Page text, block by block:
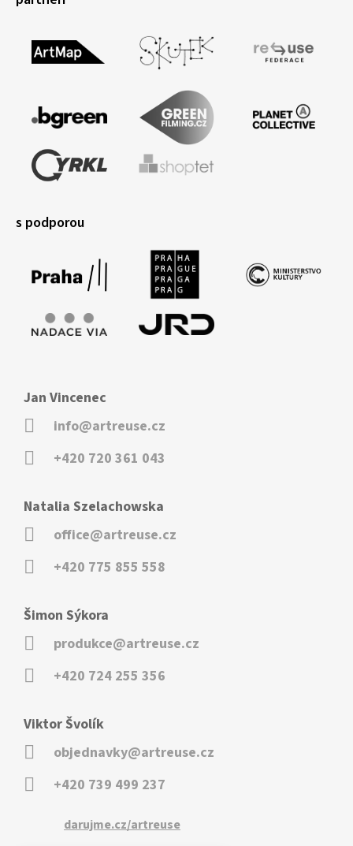
s podporou
Jan Vincenec
info@artreuse.cz
+420 720 361 043
Natalia Szelachowska
office@artreuse.cz
+420 775 855 558
Šimon Sýkora
produkce@artreuse.cz
+420 724 255 356
Viktor Švolík
objednavky@artreuse.cz
+420 739 499 237
darujme.cz/artreuse